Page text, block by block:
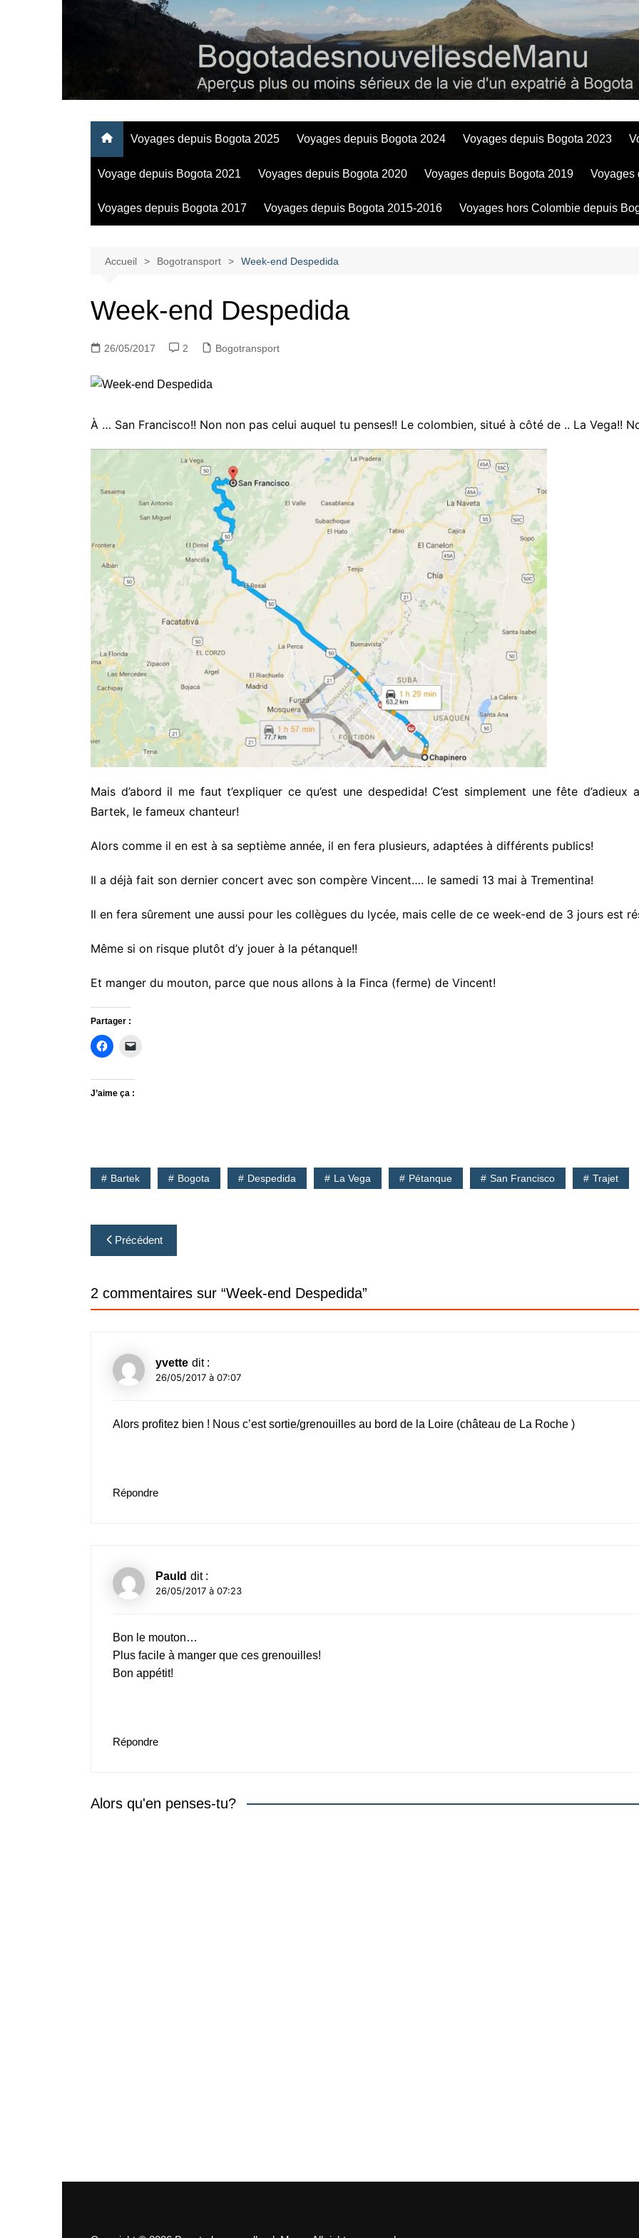
Regards personnels sur la vie d’expatrié à Bogota
Voyages depuis Bogota 2025 Voyages depuis Bogota 2024 Voyages depuis Bogota 2023
Voyage depuis Bogota 2021 Voyages depuis Bogota 2020 Voyages depuis Bogota 2019 Voyages
Voyages depuis Bogota 2017 Voyages depuis Bogota 2015-2016 Voyages hors Colombie depuis
Accueil Bogotransport Week-end Despedida
Week-end Despedida
26/05/2017 2 Bogotransport
À … San Francisco!! Non non pas celui auquel tu penses!! Le colombien, situé à côté de .. La Vega!!
Mais d’abord il me faut t’expliquer ce qu’est une despedida! C’est simplement une fête
Bartek, le fameux chanteur!
Alors comme il en est à sa septième année, il en fera plusieurs, adaptées à différents publics!
Il a déjà fait son dernier concert avec son compère Vincent…. le samedi 13 mai à Trementina!
Il en fera sûrement une aussi pour les collègues du lycée, mais celle de ce week-end de 3 jours est
Même si on risque plutôt d’y jouer à la pétanque!!
Et manger du mouton, parce que nous allons à la Finca (ferme) de Vincent!
Partager :
J’aime ça :
Bartek Bogota Despedida La Vega Pétanque San Francisco Trajet
Navigation
de
l’article
Précédent
2 commentaires sur “Week-end Despedida”
yvette dit :
26/05/2017 à 07:07
Alors profitez bien ! Nous c’est sortie/grenouilles au bord de la Loire (château de La Roche )
Répondre
Pauld dit :
26/05/2017 à 07:23
Bon le mouton…
Plus facile à manger que ces grenouilles!
Bon appétit!
Répondre
Alors qu'en penses-tu?